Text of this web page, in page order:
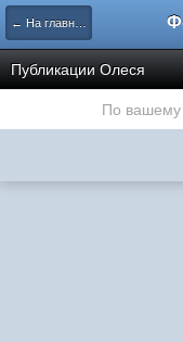
← На главную
Публикации Олеся
По вашему